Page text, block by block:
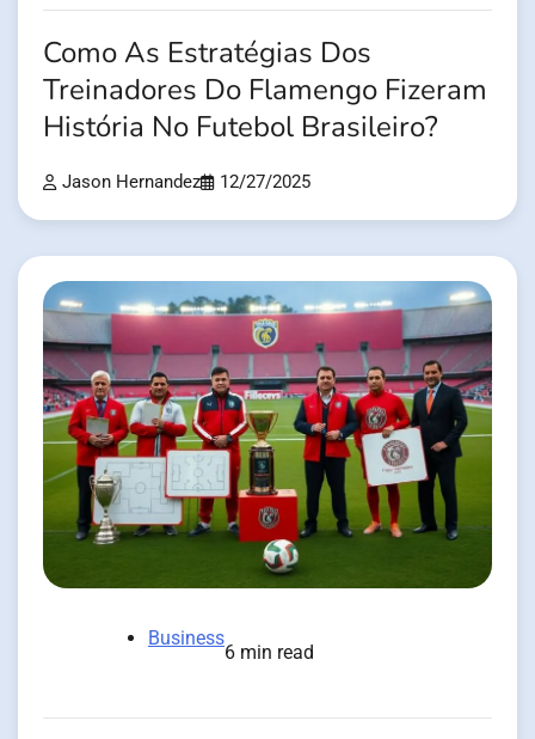
Como As Estratégias Dos
Treinadores Do Flamengo Fizeram
História No Futebol Brasileiro?
Jason Hernandez 12/27/2025
Business
6 min read